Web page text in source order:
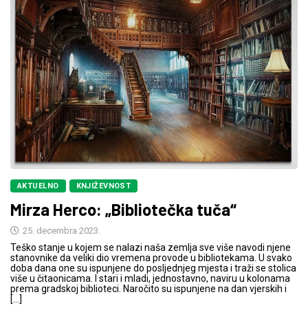
AKTUELNO KNJIŽEVNOST
Mirza Herco: „Bibliotečka tuča“
25. decembra 2023.
Teško stanje u kojem se nalazi naša zemlja sve više navodi njene
stanovnike da veliki dio vremena provode u bibliotekama. U svako
doba dana one su ispunjene do posljednjeg mjesta i traži se stolica
više u čitaonicama. I stari i mladi, jednostavno, naviru u kolonama
prema gradskoj biblioteci. Naročito su ispunjene na dan vjerskih i
[…]